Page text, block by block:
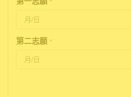
*
第二志願 *